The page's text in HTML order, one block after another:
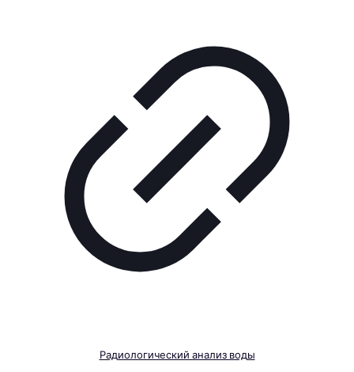
Радиологический анализ воды